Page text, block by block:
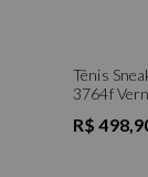
Tênis
3764f
R$